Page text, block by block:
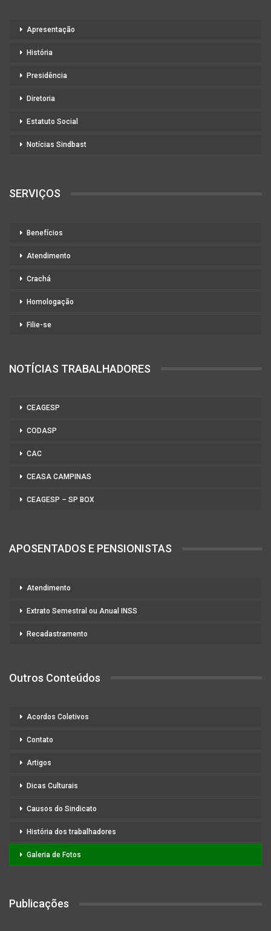
Apresentação
História
Presidência
Diretoria
Estatuto Social
Notícias Sindbast
SERVIÇOS
Benefícios
Atendimento
Crachá
Homologação
Filie-se
NOTÍCIAS TRABALHADORES
CEAGESP
CODASP
CAC
CEASA CAMPINAS
CEAGESP – SP BOX
APOSENTADOS E PENSIONISTAS
Atendimento
Extrato Semestral ou Anual INSS
Recadastramento
Outros Conteúdos
Acordos Coletivos
Contato
Artigos
Dicas Culturais
Causos do Sindicato
História dos trabalhadores
Galeria de Fotos
Publicações